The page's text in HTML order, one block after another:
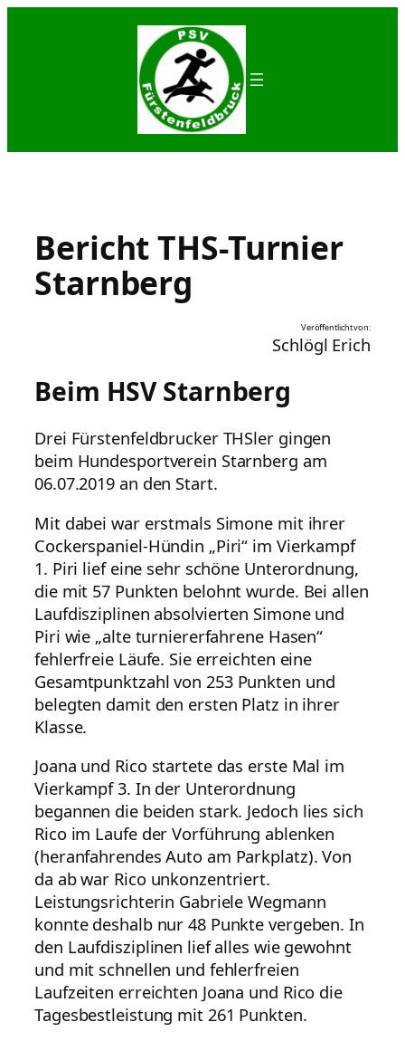
Bericht THS-Turnier
Starnberg
Veröffentlicht von:
Schlögl Erich
Beim HSV Starnberg
Drei Fürstenfeldbrucker THSler gingen
beim Hundesportverein Starnberg am
06.07.2019 an den Start.
Mit dabei war erstmals Simone mit ihrer
Cockerspaniel-Hündin „Piri“ im Vierkampf
1. Piri lief eine sehr schöne Unterordnung,
die mit 57 Punkten belohnt wurde. Bei allen
Laufdisziplinen absolvierten Simone und
Piri wie „alte turniererfahrene Hasen“
fehlerfreie Läufe. Sie erreichten eine
Gesamtpunktzahl von 253 Punkten und
belegten damit den ersten Platz in ihrer
Klasse.
Joana und Rico startete das erste Mal im
Vierkampf 3. In der Unterordnung
begannen die beiden stark. Jedoch lies sich
Rico im Laufe der Vorführung ablenken
(heranfahrendes Auto am Parkplatz). Von
da ab war Rico unkonzentriert.
Leistungsrichterin Gabriele Wegmann
konnte deshalb nur 48 Punkte vergeben. In
den Laufdisziplinen lief alles wie gewohnt
und mit schnellen und fehlerfreien
Laufzeiten erreichten Joana und Rico die
Tagesbestleistung mit 261 Punkten.